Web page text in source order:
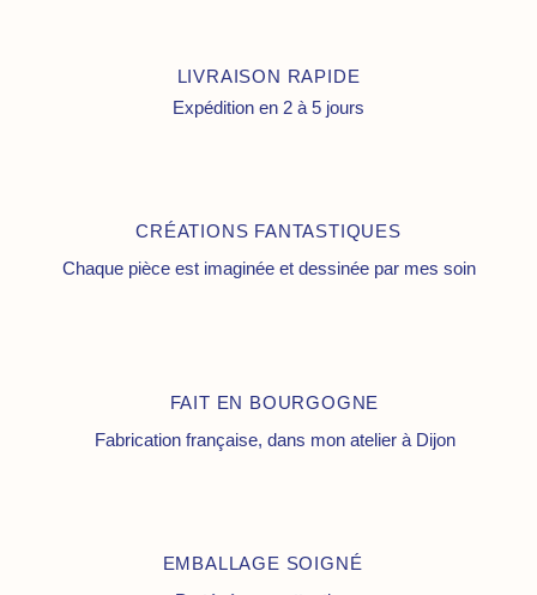
LIVRAISON RAPIDE
Expédition en 2 à 5 jours
CRÉATIONS FANTASTIQUES
Chaque pièce est imaginée et dessinée par mes soin
FAIT EN BOURGOGNE
Fabrication française, dans mon atelier à Dijon
EMBALLAGE SOIGNÉ